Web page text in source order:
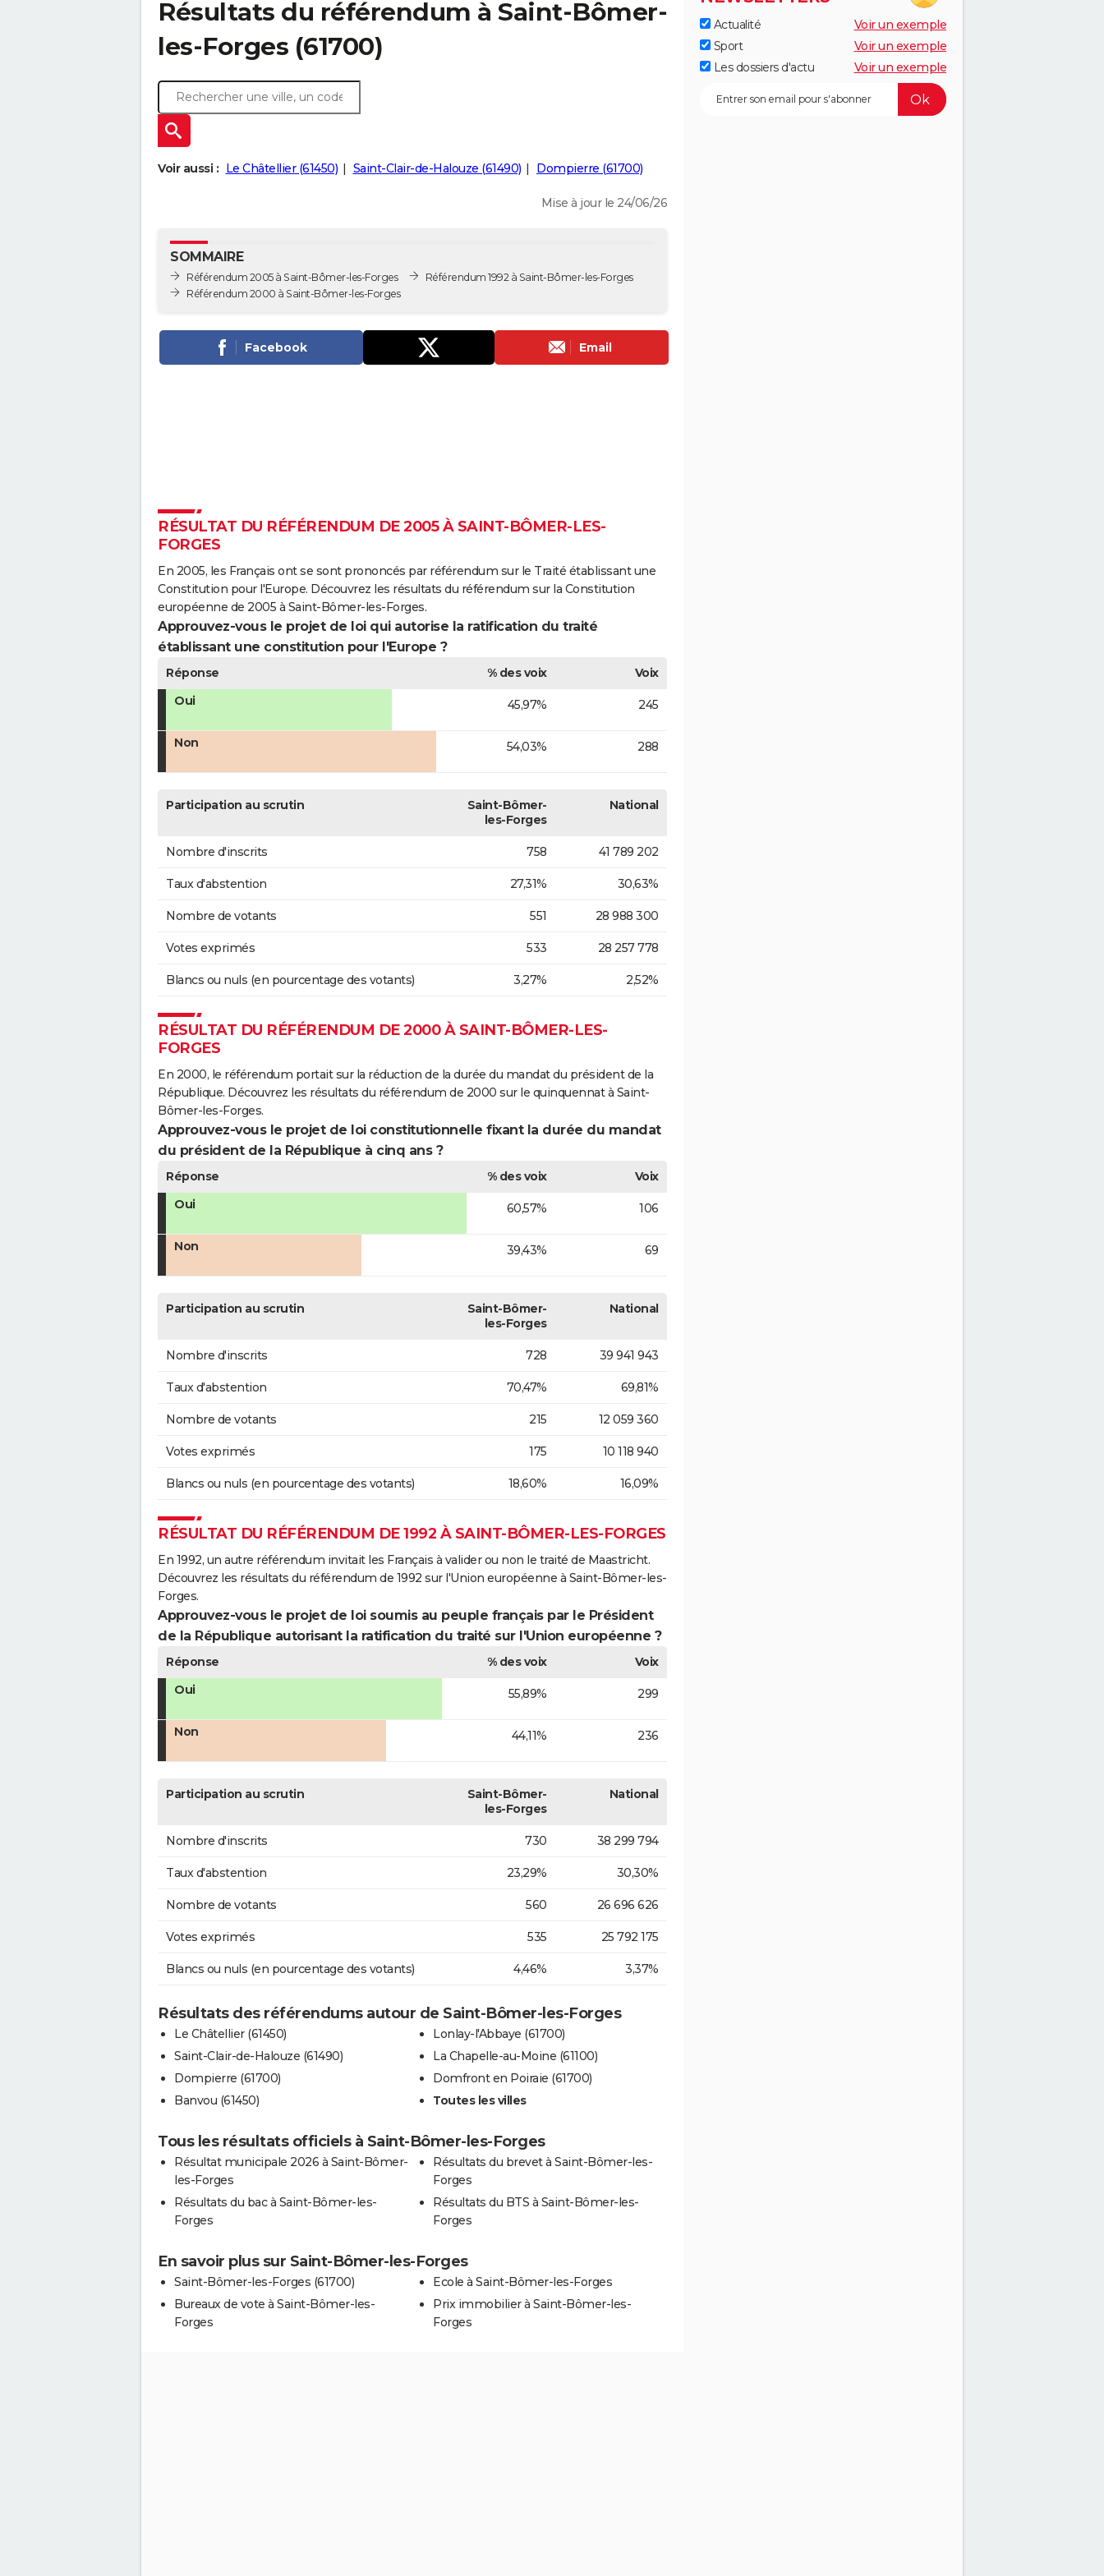
Résultats du référendum à Saint-Bômer-
les-Forges (61700)
Voir aussi : Le Châtellier (61450) Saint-Clair-de-Halouze (61490) Dompierre (61700)
Mise à jour le 24/06/26
SOMMAIRE
Référendum 2005 à Saint-Bômer-les-Forges
Référendum 2000 à Saint-Bômer-les-Forges
Référendum 1992 à Saint-Bômer-les-Forges
Facebook Email
RÉSULTAT DU RÉFÉRENDUM DE 2005 À SAINT-BÔMER-LES-
FORGES
En 2005, les Français ont se sont prononcés par référendum sur le Traité établissant une
Constitution pour l'Europe. Découvrez les résultats du référendum sur la Constitution
européenne de 2005 à Saint-Bômer-les-Forges.
Approuvez-vous le projet de loi qui autorise la ratification du traité
établissant une constitution pour l'Europe ?
Réponse % des voix
Voix
Oui
45,97% 245
Non 54,03% 288
Participation au scrutin
Saint-Bômer-
les-Forges
National
Nombre d'inscrits 758 41 789 202
Taux d'abstention 27,31% 30,63%
Nombre de votants 551 28 988 300
Votes exprimés 533 28 257 778
Blancs ou nuls (en pourcentage des votants) 3,27% 2,52%
RÉSULTAT DU RÉFÉRENDUM DE 2000 À SAINT-BÔMER-LES-
FORGES
En 2000, le référendum portait sur la réduction de la durée du mandat du président de la
République. Découvrez les résultats du référendum de 2000 sur le quinquennat à Saint-
Bômer-les-Forges.
Approuvez-vous le projet de loi constitutionnelle fixant la durée du mandat
du président de la République à cinq ans ?
Réponse % des voix
Voix
Oui
60,57% 106
Non 39,43% 69
Participation au scrutin
Saint-Bômer-
les-Forges
National
Nombre d'inscrits 728 39 941 943
Taux d'abstention 70,47% 69,81%
Nombre de votants 215 12 059 360
Votes exprimés 175 10 118 940
Blancs ou nuls (en pourcentage des votants) 18,60% 16,09%
RÉSULTAT DU RÉFÉRENDUM DE 1992 À SAINT-BÔMER-LES-FORGES
En 1992, un autre référendum invitait les Français à valider ou non le traité de Maastricht.
Découvrez les résultats du référendum de 1992 sur l'Union européenne à Saint-Bômer-les-
Forges.
Approuvez-vous le projet de loi soumis au peuple français par le Président
de la République autorisant la ratification du traité sur l'Union européenne ?
Réponse % des voix
Voix
Oui
55,89% 299
Non 44,11% 236
Participation au scrutin
Saint-Bômer-
les-Forges
National
Nombre d'inscrits 730 38 299 794
Taux d'abstention 23,29% 30,30%
Nombre de votants 560 26 696 626
Votes exprimés 535 25 792 175
Blancs ou nuls (en pourcentage des votants) 4,46% 3,37%
Résultats des référendums autour de Saint-Bômer-les-Forges
Le Châtellier (61450)
Saint-Clair-de-Halouze (61490)
Dompierre (61700)
Banvou (61450)
Lonlay-l'Abbaye (61700)
La Chapelle-au-Moine (61100)
Domfront en Poiraie (61700)
Toutes les villes
Tous les résultats officiels à Saint-Bômer-les-Forges
Résultat municipale 2026 à Saint-Bômer-
les-Forges
Résultats du bac à Saint-Bômer-les-
Forges
Résultats du brevet à Saint-Bômer-les-
Forges
Résultats du BTS à Saint-Bômer-les-
Forges
En savoir plus sur Saint-Bômer-les-Forges
Saint-Bômer-les-Forges (61700)
Bureaux de vote à Saint-Bômer-les-
Forges
Ecole à Saint-Bômer-les-Forges
Prix immobilier à Saint-Bômer-les-
Forges
Actualité
Voir un exemple
Sport
Voir un exemple
Les dossiers d'actu
Voir un exemple